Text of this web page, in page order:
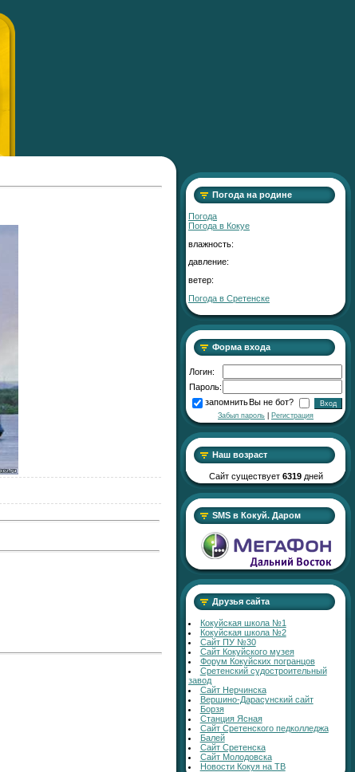
Погода на родине
Погода
Погода в Кокуе
влажность:
давление:
ветер:
Погода в Сретенске
Форма входа
Логин:
Пароль:
запомнить Вы не бот?
Забыл пароль Регистрация
Наш возраст
Сайт существует 6319дней
SMS в Кокуй. Даром
Друзья сайта
Кокуйская школа №1
Кокуйская школа №2
Сайт ПУ №30
Сайт Кокуйского музея
Форум Кокуйских погранцов
Сретенский судостроительный
завод
Сайт Нерчинска
Вершино-Дарасунский сайт
Борзя
Станция Ясная
Сайт Сретенского педколледжа
Балей
Сайт Сретенска
Сайт Молодовска
Новости Кокуя на ТВ